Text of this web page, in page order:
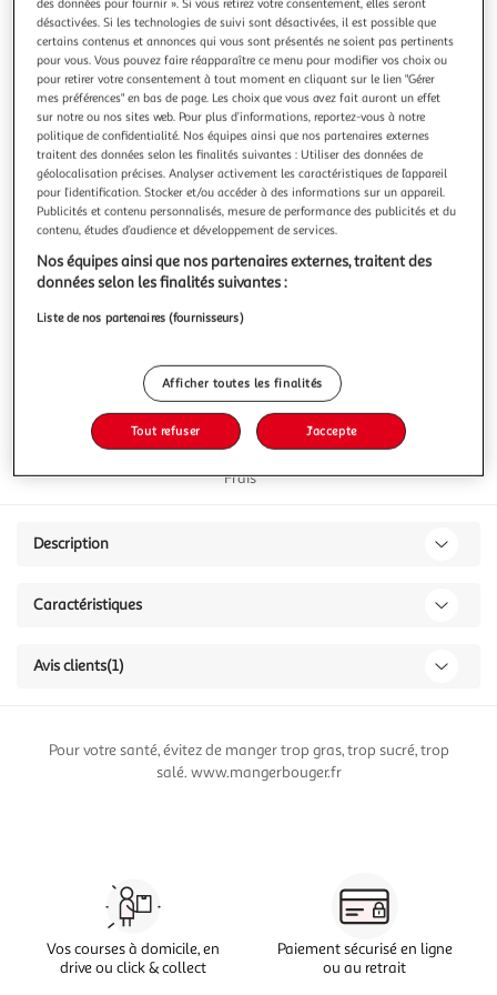
précédente
suivante
3.0 (1)
MON PÂTISSIER
Gâteau 3D Reine neige 2
LA REINE DES NEIGES, LE PLUS GRAND SUCCES DES
FILMS D'ANIMATION DE TOUS LES TEMPS. ANNA ET ELSA
FIGURENT SUR LE GATEAU DANS UN EMBALLAGE QUI
REPREND L'UNIVERS DU FILM;
En savoir +
915g 16 parts
Frais
Description
Caractéristiques
Avis clients(1)
Pour votre santé, évitez de manger trop gras, trop sucré, trop
salé. www.mangerbouger.fr
Vos courses à domicile, en
drive ou click & collect
Paiement sécurisé en ligne
ou au retrait
désactivées. Si les technologies de suivi sont désactivées, il est possible que
certains contenus et annonces qui vous sont présentés ne soient pas pertinents
pour vous. Vous pouvez faire réapparaître ce menu pour modifier vos choix ou
pour retirer votre consentement à tout moment en cliquant sur le lien "Gérer
mes préférences" en bas de page. Les choix que vous avez fait auront un effet
sur notre ou nos sites web. Pour plus d’informations, reportez-vous à notre
politique de confidentialité. Nos équipes ainsi que nos partenaires externes
traitent des données selon les finalités suivantes : Utiliser des données de
géolocalisation précises. Analyser activement les caractéristiques de l’appareil
pour l’identification. Stocker et/ou accéder à des informations sur un appareil.
Publicités et contenu personnalisés, mesure de performance des publicités et du
contenu, études d’audience et développement de services.
Nos équipes ainsi que nos partenaires externes, traitent des
données selon les finalités suivantes :
Liste de nos partenaires (fournisseurs)
Afficher toutes les finalités
Tout refuser J'accepte